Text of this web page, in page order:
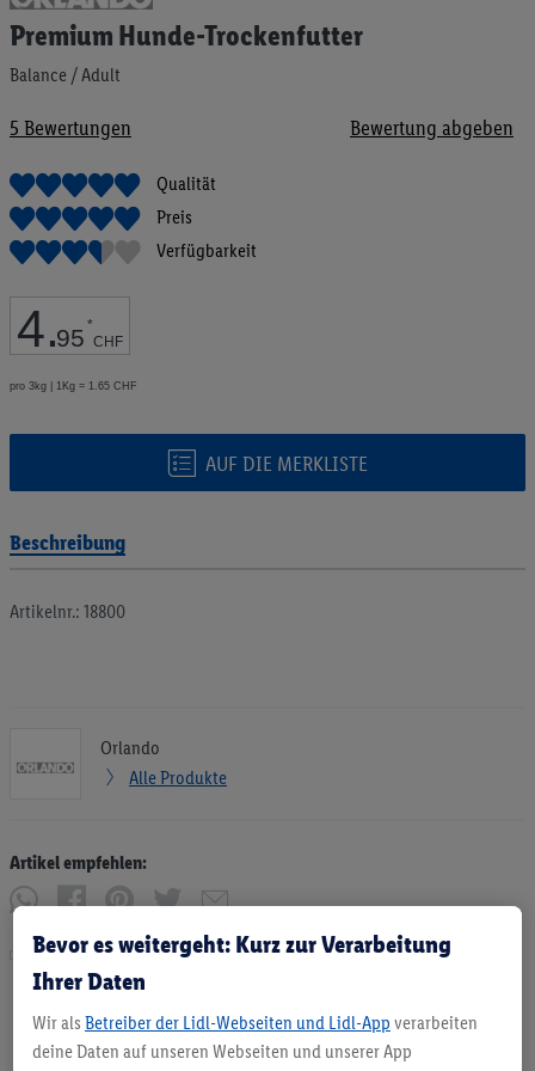
Premium Hunde-Trockenfutter
Balance / Adult
5 Bewertungen Bewertung abgeben
Qualität
Preis
Verfügbarkeit
4.95 *
CHF
pro 3kg | 1Kg = 1.65 CHF
AUF DIE MERKLISTE
Anfang
der
Bildgalerie
springen
Beschreibung
Artikelnr.: 18800
Orlando
Alle Produkte
Artikel empfehlen:
Drucken
Bevor es weitergeht: Kurz zur Verarbeitung
Ihrer Daten
Wir als Betreiber der Lidl-Webseiten und Lidl-App verarbeiten
deine Daten auf unseren Webseiten und unserer App